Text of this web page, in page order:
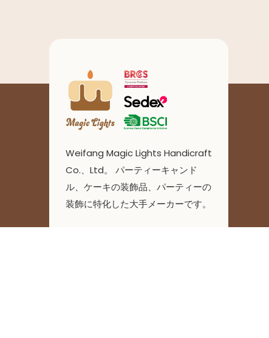
Weifang Magic Lights Handicraft
Co.、Ltd。 パーティーキャンド
ル、ケーキの装飾品、パーティーの
装飾に特化した大手メーカーです。